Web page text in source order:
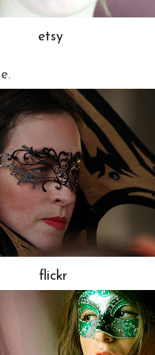
etsy
flickr